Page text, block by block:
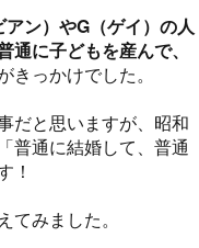
アン）やG（ゲイ）の人
通に子どもを産んで、
きっかけでした。
だと思いますが、昭和
普通に結婚して、普通
！
みました。